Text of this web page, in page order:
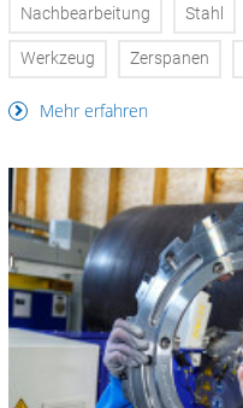
Nachbearbeitung Stahl
Werkzeug Zerspanen
Mehr erfahren